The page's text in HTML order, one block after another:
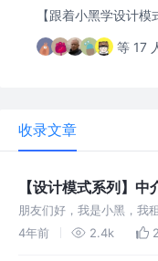
【跟着小黑学设计
等 17
收录文章
【设计模式系列】中
朋友们好，我是小黑，我
了，今天趁着周末，去重
4年前 2.4k